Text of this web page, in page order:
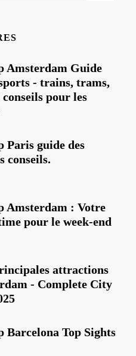
Amsterdam Guide
- trains, trams,
pour les
Paris guide des
conseils.
Amsterdam : Votre
pour le week-end
attractions
- Complete City
Barcelona Top Sights